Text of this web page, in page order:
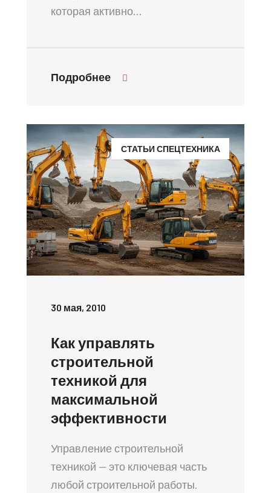
которая активно…
Подробнее
СТАТЬИ СПЕЦТЕХНИКА
30 мая, 2010
Как управлять
строительной
техникой для
максимальной
эффективности
Управление строительной
техникой — это ключевая часть
любой строительной работы.